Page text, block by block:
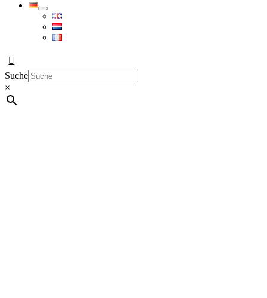
Suche
×